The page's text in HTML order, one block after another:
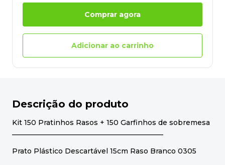
Comprar agora
Adicionar ao carrinho
Descrição do produto
Kit 150 Pratinhos Rasos + 150 Garfinhos de sobremesa
Prato Plástico Descartável 15cm Raso Branco 0305